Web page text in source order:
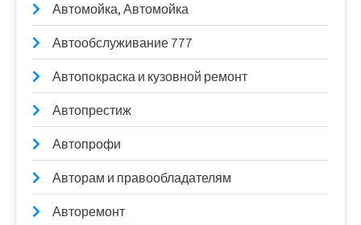
Автомойка, Автомойка
Автообслуживание 777
Автопокраска и кузовной ремонт
Автопрестиж
Автопрофи
Авторам и правообладателям
Авторемонт